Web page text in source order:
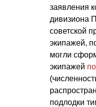
заявления
дивизиона
советской
экипажей,
могли
экипажей
подлодки